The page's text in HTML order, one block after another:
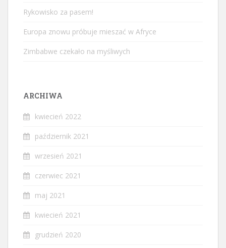
Rykowisko za pasem!
Europa znowu próbuje mieszać w Afryce
Zimbabwe czekało na myśliwych
ARCHIWA
kwiecień 2022
październik 2021
wrzesień 2021
czerwiec 2021
maj 2021
kwiecień 2021
grudzień 2020